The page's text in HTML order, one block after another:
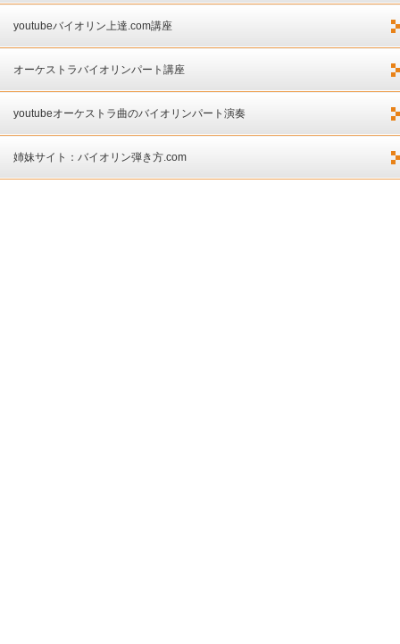
youtubeバイオリン上達.com講座
オーケストラバイオリンパート講座
youtubeオーケストラ曲のバイオリンパート演奏
姉妹サイト：バイオリン弾き方.com